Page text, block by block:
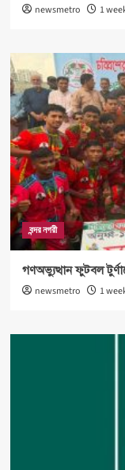
newsmetro 1
বন্দর নগরী
গণঅভ্যুত্থান ফুটবল
newsmetro 1